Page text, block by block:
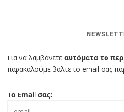
Για να λαμβάνετε αυτόματα το
παρακαλούμε βάλτε το email σας
Το Email σας: